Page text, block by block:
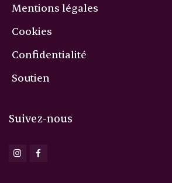
Mentions légales
Cookies
Confidentialité
Soutien
Suivez-nous